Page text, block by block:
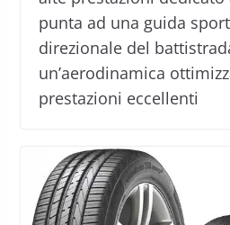
punta ad una guida
direzionale del
un’aerodinamica
prestazioni eccellenti